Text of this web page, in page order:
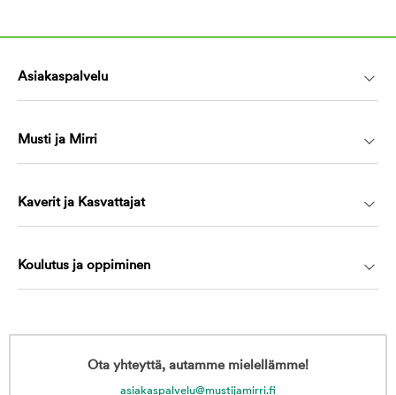
Asiakaspalvelu
Musti ja Mirri
Kaverit ja Kasvattajat
Koulutus ja oppiminen
Ota yhteyttä, autamme mielellämme!
asiakaspalvelu@mustijamirri.fi